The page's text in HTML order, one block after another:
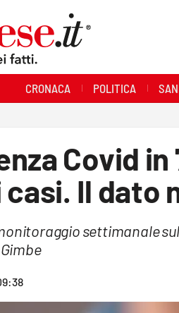
CRONACA POLITICA
Covid
casi. Il dato
settimanale